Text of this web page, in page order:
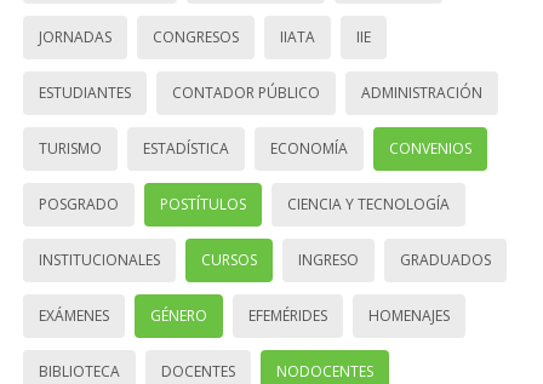
JORNADAS CONGRESOS IIATA IIE
ESTUDIANTES CONTADOR PÚBLICO ADMINISTRACIÓN
TURISMO ESTADÍSTICA ECONOMÍA CONVENIOS
POSGRADO POSTÍTULOS CIENCIA Y TECNOLOGÍA
INSTITUCIONALES CURSOS INGRESO GRADUADOS
EXÁMENES GÉNERO EFEMÉRIDES HOMENAJES
BIBLIOTECA DOCENTES NODOCENTES